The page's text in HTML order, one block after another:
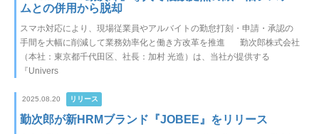
ムとの併用から脱却
スマホ対応により、現場従業員やアルバイトの勤怠打刻・申請・承認の
手間を大幅に削減して業務効率化と働き方改革を推進 勤次郎株式会社
（本社：東京都千代田区、社長：加村 光造）は、当社が提供する
『Univers
2025.08.20 リリース
勤次郎が新HRMブランド『JOBEE』をリリース